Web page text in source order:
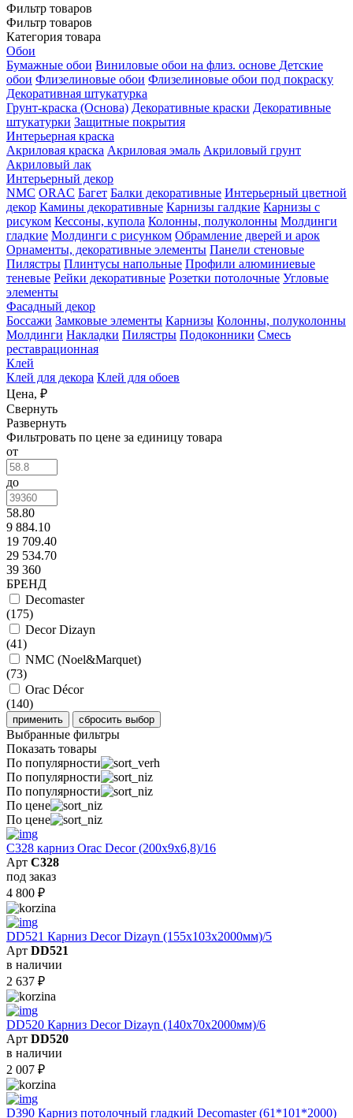
Фильтр товаров
Фильтр товаров
Категория товара
Обои
Бумажные обои Виниловые обои на флиз. основе Детские
обои Флизелиновые обои Флизелиновые обои под покраску
Декоративная штукатурка
Грунт-краска (Основа) Декоративные краски Декоративные
штукатурки Защитные покрытия
Интерьерная краска
Акриловая краска Акриловая эмаль Акриловый грунт
Акриловый лак
Интерьерный декор
NMC ORAC Багет Балки декоративные Интерьерный цветной
декор Камины декоративные Карнизы галдкие Карнизы с
рисуком Кессоны, купола Колонны, полуколонны Молдинги
гладкие Молдинги с рисунком Обрамление дверей и арок
Орнаменты, декоративные элементы Панели стеновые
Пилястры Плинтусы напольные Профили алюминиевые
теневые Рейки декоративные Розетки потолочные Угловые
элементы
Фасадный декор
Боссажи Замковые элементы Карнизы Колонны, полуколонны
Молдинги Накладки Пилястры Подоконники Смесь
реставрационная
Клей
Клей для декора Клей для обоев
Цена, ₽
Свернуть
Развернуть
Фильтровать по цене за единицу товара
от
до
58.80
9 884.10
19 709.40
29 534.70
39 360
БРЕНД
Decomaster
(175)
Decor Dizayn
(41)
NMC (Noel&Marquet)
(73)
Orac Décor
(140)
Выбранные фильтры
Показать товары
По популярности
По популярности
По популярности
По цене
По цене
C328 карниз Orac Decor (200x9x6,8)/16
Арт C328
под заказ
4 800 ₽
DD521 Карниз Decor Dizayn (155х103х2000мм)/5
Арт DD521
в наличии
2 637 ₽
DD520 Карниз Decor Dizayn (140х70х2000мм)/6
Арт DD520
в наличии
2 007 ₽
D390 Карниз потолочный гладкий Decomaster (61*101*2000)